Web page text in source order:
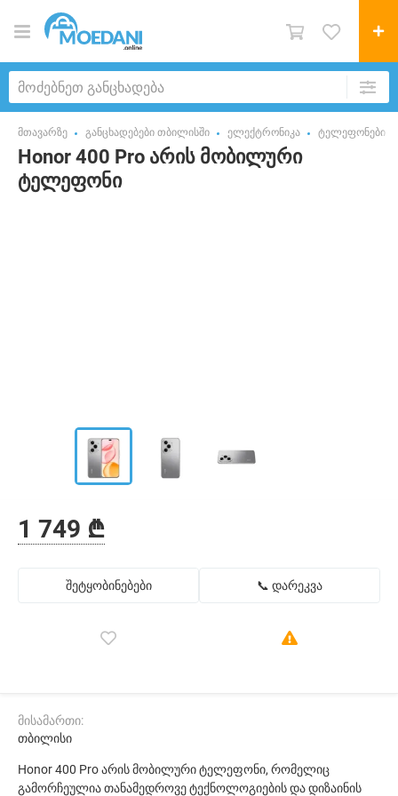
მთავარზე განცხადებები თბილისში ელექტრონიკა ტელეფონები
Honor 400 Pro არის მობილური
ტელეფონი
1 749 ₾
შეტყობინებები 📞 დარეკვა
მისამართი:
თბილისი
Honor 400 Pro არის მობილური ტელეფონი, რომელიც
გამორჩეულია თანამედროვე ტექნოლოგიების და დიზაინის